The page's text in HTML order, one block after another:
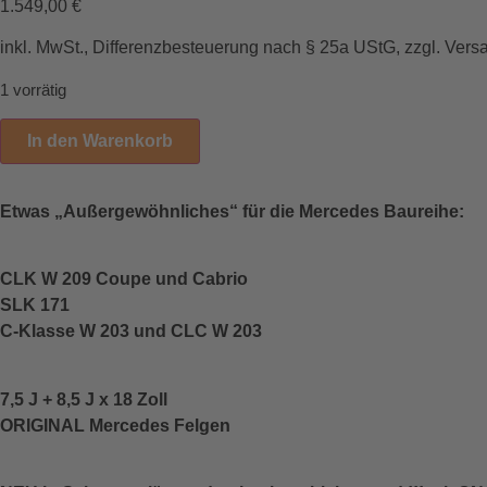
1.549,00 €
inkl. MwSt., Differenzbesteuerung nach § 25a UStG, zzgl.
1 vorrätig
In den Warenkorb
Etwas „Außergewöhnliches“ für die Mercedes Baureihe:
CLK W 209 Coupe und Cabrio
SLK 171
C-Klasse W 203 und CLC W 203
7,5 J + 8,5 J x 18 Zoll
ORIGINAL Mercedes Felgen